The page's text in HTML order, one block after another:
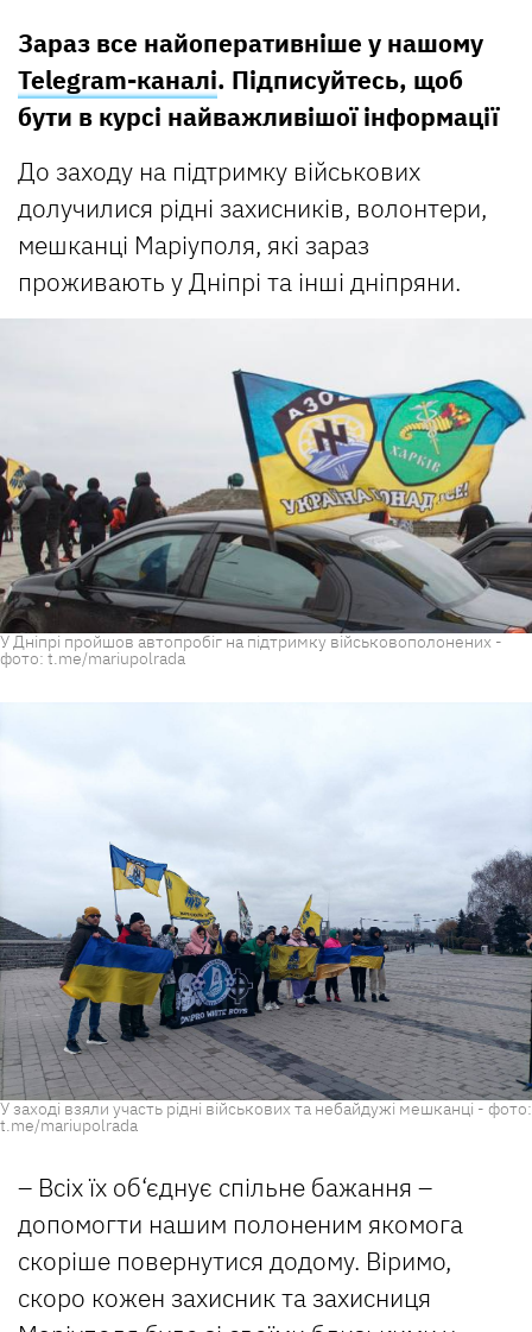
Зараз все найоперативніше у нашому
Telegram-каналі. Підписуйтесь, щоб
бути в курсі найважливішої інформації
До заходу на підтримку військових
долучилися рідні захисників, волонтери,
мешканці Маріуполя, які зараз
проживають у Дніпрі та інші дніпряни.
У Дніпрі пройшов автопробіг на підтримку військовополонених -
фото: t.me/mariupolrada
У заході взяли участь рідні військових та небайдужі мешканці - фото:
t.me/mariupolrada
– Всіх їх об‘єднує спільне бажання –
допомогти нашим полоненим якомога
скоріше повернутися додому. Віримо,
скоро кожен захисник та захисниця